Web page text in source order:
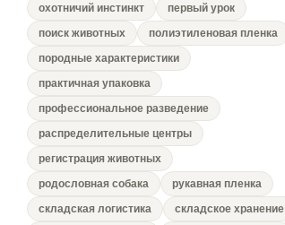
охотничий инстинкт
первый урок
поиск животных
полиэтиленовая пленка
породные характеристики
практичная упаковка
профессиональное разведение
распределительные центры
регистрация животных
родословная собака
рукавная пленка
складская логистика
складское хранение